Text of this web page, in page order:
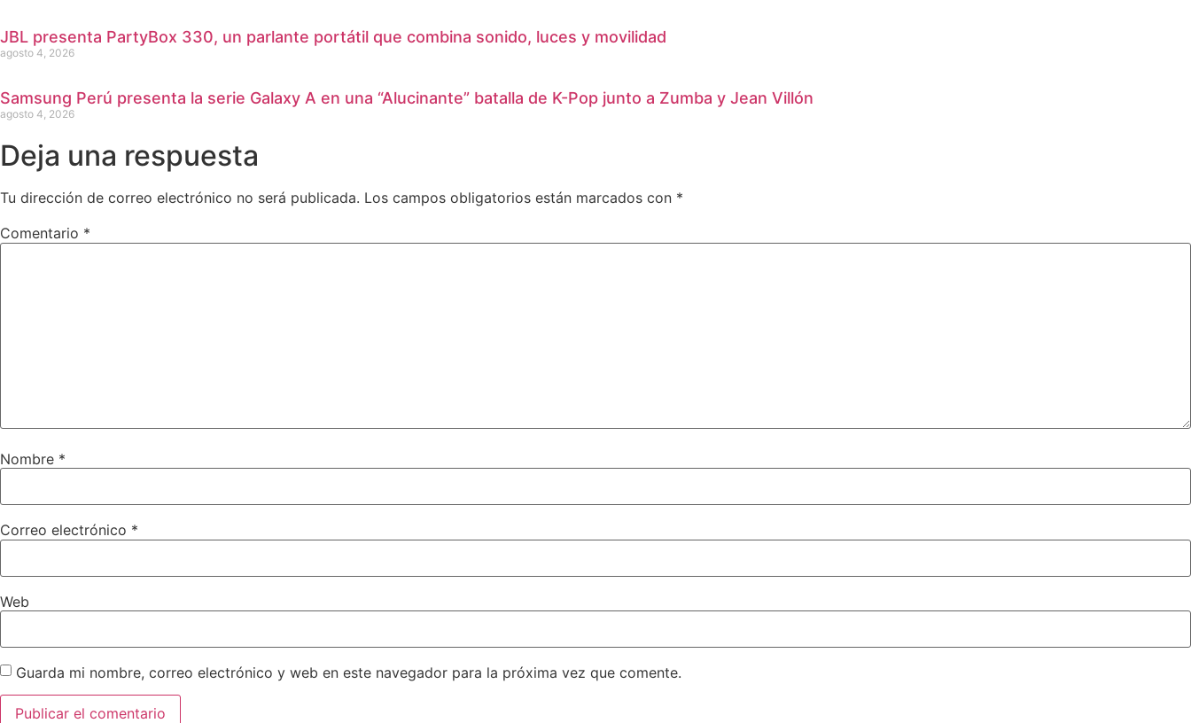
JBL presenta PartyBox 330, un parlante portátil que combina sonido, luces y movilidad
agosto 4, 2026
Samsung Perú presenta la serie Galaxy A en una “Alucinante” batalla de K-Pop junto a Zumba y Jean Villón
agosto 4, 2026
Deja una respuesta
Tu dirección de correo electrónico no será publicada. Los campos obligatorios están marcados con *
Comentario *
Nombre *
Correo electrónico *
Web
Guarda mi nombre, correo electrónico y web en este navegador para la próxima vez que comente.